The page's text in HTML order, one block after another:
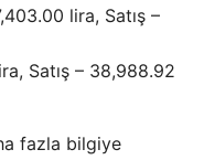
lira, Satış –
Satış – 38,988.92
fazla bilgiye